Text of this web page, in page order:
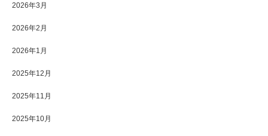
2026年3月
2026年2月
2026年1月
2025年12月
2025年11月
2025年10月